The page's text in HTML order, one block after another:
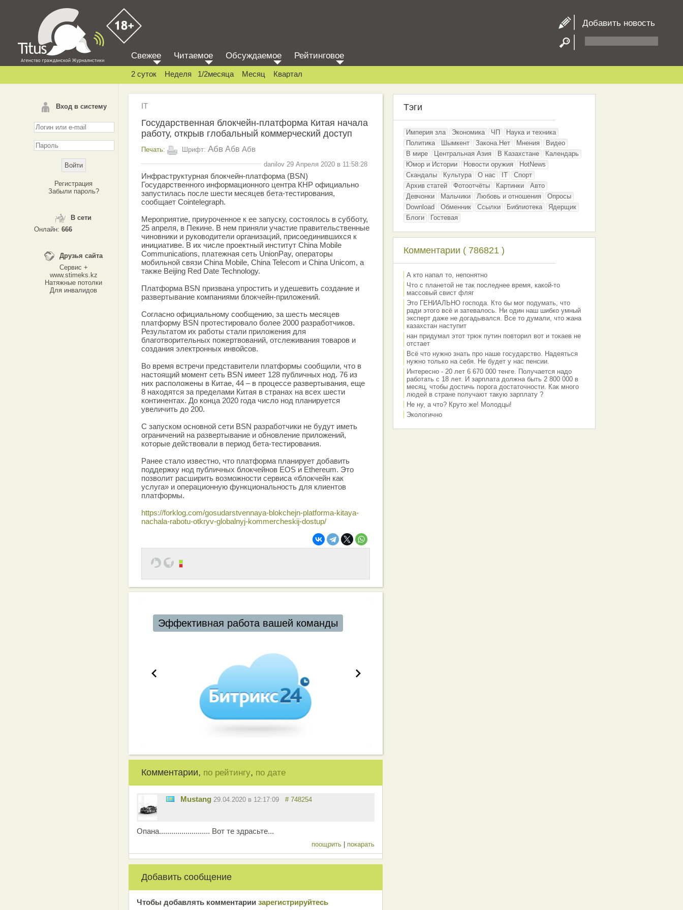
Добавить новость
Вход в систему
Регистрация
Забыли пароль?
В сети
Онлайн: 666
Друзья сайта
Сервис +
www.stimeks.kz
Натяжные потолки
Для инвалидов
Свежее Читаемое Обсуждаемое Рейтинговое
2 суток Неделя 1/2месяца Месяц Квартал
IT
Государственная блокчейн-платформа Китая начала
работу, открыв глобальный коммерческий доступ
Печать: Шрифт: Абв Абв Абв
danilov 29 Апреля 2020 в 11:58:28
Инфраструктурная блокчейн-платформа (BSN)
Государственного информационного центра КНР официально
запустилась после шести месяцев бета-тестирования,
сообщает Cointelegraph.
Мероприятие, приуроченное к ее запуску, состоялось в субботу,
25 апреля, в Пекине. В нем приняли участие правительственные
чиновники и руководители организаций, присоединившихся к
инициативе. В их числе проектный институт China Mobile
Communications, платежная сеть UnionPay, операторы
мобильной связи China Mobile, China Telecom и China Unicom, а
также Beijing Red Date Technology.
Платформа BSN призвана упростить и удешевить создание и
развертывание компаниями блокчейн-приложений.
Согласно официальному сообщению, за шесть месяцев
платформу BSN протестировало более 2000 разработчиков.
Результатом их работы стали приложения для
благотворительных пожертвований, отслеживания товаров и
создания электронных инвойсов.
Во время встречи представители платформы сообщили, что в
настоящий момент сеть BSN имеет 128 публичных нод. 76 из
них расположены в Китае, 44 – в процессе развертывания, еще
8 находятся за пределами Китая в странах на всех шести
континентах. До конца 2020 года число нод планируется
увеличить до 200.
С запуском основной сети BSN разработчики не будут иметь
ограничений на развертывание и обновление приложений,
которые действовали в период бета-тестирования.
Ранее стало известно, что платформа планирует добавить
поддержку нод публичных блокчейнов EOS и Ethereum. Это
позволит расширить возможности сервиса «блокчейн как
услуга» и операционную функциональность для клиентов
платформы.
https://forklog.com/gosudarstvennaya-blokchejn-platforma-kitaya-
nachala-rabotu-otkryv-globalnyj-kommercheskij-dostup/
Эффективная работа вашей команды
Комментарии, по рейтингу, по дате
Mustang 29.04.2020 в 12:17:09 # 748254
Опана......................... Вот те здрасьте...
поощрить покарать
Добавить сообщение
Чтобы добавлять комментарии зарeгиcтрирyйтeсь
Тэги
Империя зла Экономика ЧП
Наука и техника
Политика
Шымкент Закона.Нет Мнения
Видео
В мире
Центральная Азия В Казахстане
Календарь
Юмор и Истории
Новости оружия
HotNews
Скандалы
Культура О нас IT
Спорт
Архив статей
Фотоотчёты Картинки
Авто
Девчонки
Мальчики Любовь и отношения
Опросы
Download
Обменник Ссылки Библиотека
Ядерщик
Блоги
Гостевая
Комментарии ( 786821 )
А кто напал то, непонятно
Что с планетой не так последнее время, какой-то
массовый свист фляг
Это ГЕНИАЛЬНО господа. Кто бы мог подумать, что
ради этого всё и затевалось. Ни один наш шибко умный
эксперт даже не догадывался. Все то думали, что жана
казахстан наступит
нан придумал этот трюк путин повторил вот и токаев не
отстает
Всё что нужно знать про наше государство. Надеяться
нужно только на себя. Не будет у нас пенсии.
Интересно - 20 лет 6 670 000 тенге. Получается надо
работать с 18 лет. И зарплата должна быть 2 800 000 в
месяц, чтобы достичь порога достаточности. Как много
людей в стране получают такую зарплату ?
Не ну, а что? Круто же! Молодцы!
Экологично